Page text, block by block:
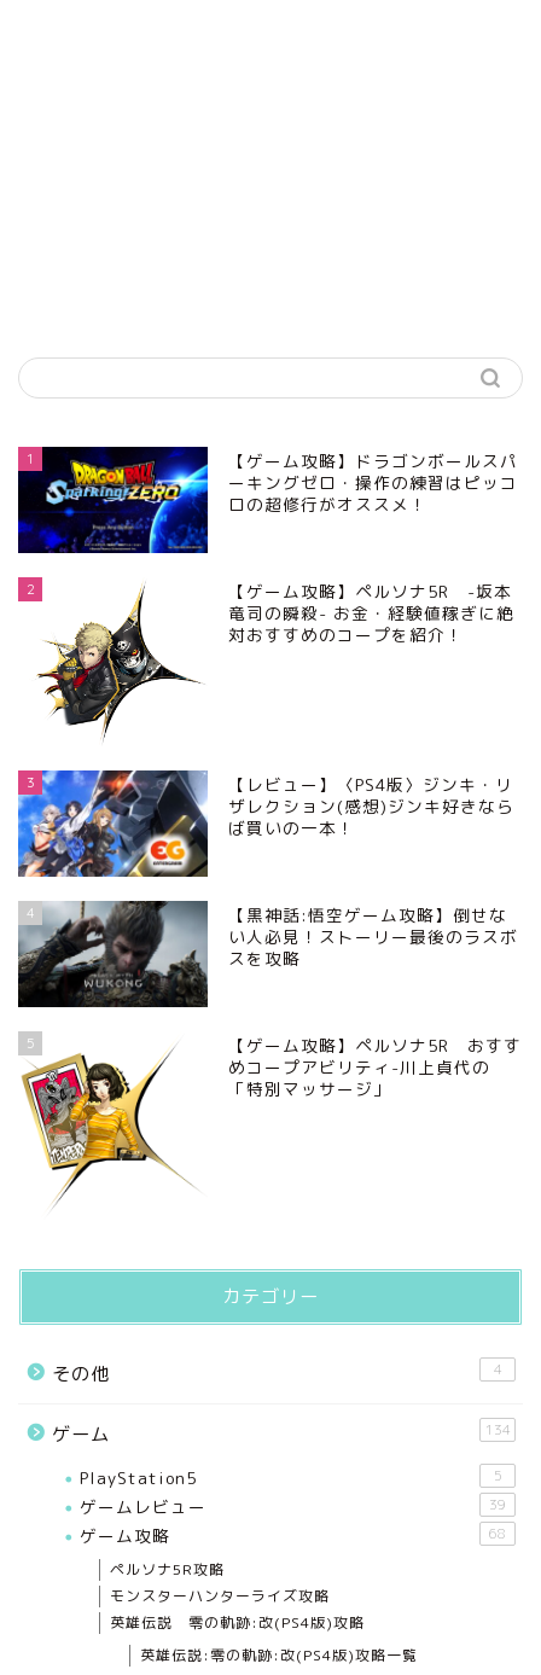
1
【ゲーム攻略】ドラゴンボールスパ
ーキングゼロ・操作の練習はピッコ
ロの超修行がオススメ！
2
【ゲーム攻略】ペルソナ5R -坂本
竜司の瞬殺- お金・経験値稼ぎに絶
対おすすめのコープを紹介！
3
【レビュー】〈PS4版〉ジンキ・リ
ザレクション(感想)ジンキ好きなら
ば買いの一本！
4
【黒神話:悟空ゲーム攻略】倒せな
い人必見！ストーリー最後のラスボ
スを攻略
5
【ゲーム攻略】ペルソナ5R おすす
めコープアビリティ-川上貞代の
「特別マッサージ」
カテゴリー
その他 4
ゲーム 134
PlayStation5 5
ゲームレビュー 39
ゲーム攻略 68
ペルソナ5R攻略
モンスターハンターライズ攻略
英雄伝説 零の軌跡:改(PS4版)攻略
英雄伝説:零の軌跡:改(PS4版)攻略一覧